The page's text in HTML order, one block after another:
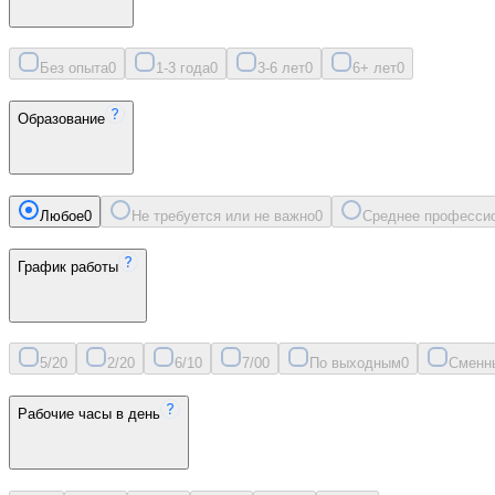
Без опыта0 1-3 года0 3-6 лет0 6+ лет0
Образование
Любое0 Не требуется или не важно0 Среднее
График работы
5/20 2/20 6/10 7/00 По выходным0
Рабочие часы в день